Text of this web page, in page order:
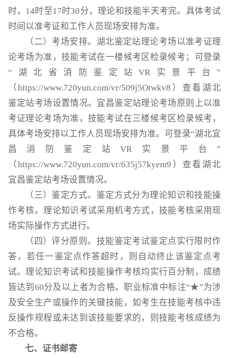
时，14时至17时30分，理论和技能半天考完。具体考试
时间以准考证和工作人员现场安排为准。
（二）考场安排。湖北鉴定站理论考场以准考证理
论考场为准，技能考试在一楼候考区检录候考；可登录
“湖北省消防鉴定站VR实景平台”
（https://www.720yun.com/vr/509j5Otwkv8）查看湖北
鉴定站考场设置情况。宜昌鉴定站理论考场原则上以准
考证理论考场为准，技能考试在三楼候考区检录候考，
具体考场安排以工作人员现场安排为准。可登录“湖北宜
昌消防鉴定站VR实景平台”
（https://www.720yun.com/vr/635j57kyem9）查看湖北
宜昌鉴定站考场设置情况。
（三）鉴定方式。鉴定方式分为理论知识和技能操
作考核。理论知识考试采用机考方式，技能考核采用现
场实际操作方式进行。
（四）评分原则。技能鉴定考试鉴定点实行限时作
答，若任一鉴定点作答超时，则自动终止该鉴定点考
试。理论知识考试和技能操作考核均实行百分制，成绩
皆达到60分及以上者为合格。职业标准中标注“★”为涉
及安全生产或操作的关键技能，如考生在技能考核中违
反操作规程或未达到该技能要求的，则技能考核成绩为
不合格。
七、证书邮寄